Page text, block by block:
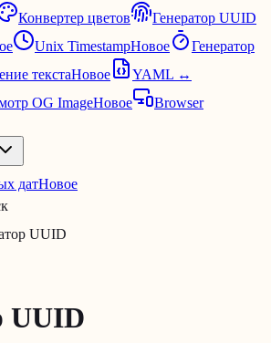
Конвертер цветов
Генератор UUID
Unix TimestampНовое
Генератор
текстаНовое
YAML ↔
OG ImageНовое
Browser
датНовое
UUID
UUID